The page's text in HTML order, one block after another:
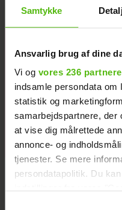
Samtykke
Ansvarlig brug af dine
Vi og vores 236 partnere
indsamle persondata
statistik og
samarbejdspartnere, der
at vise dig målrettede
annonce- og
tjenester. Se mere
persondatapolitik. Du